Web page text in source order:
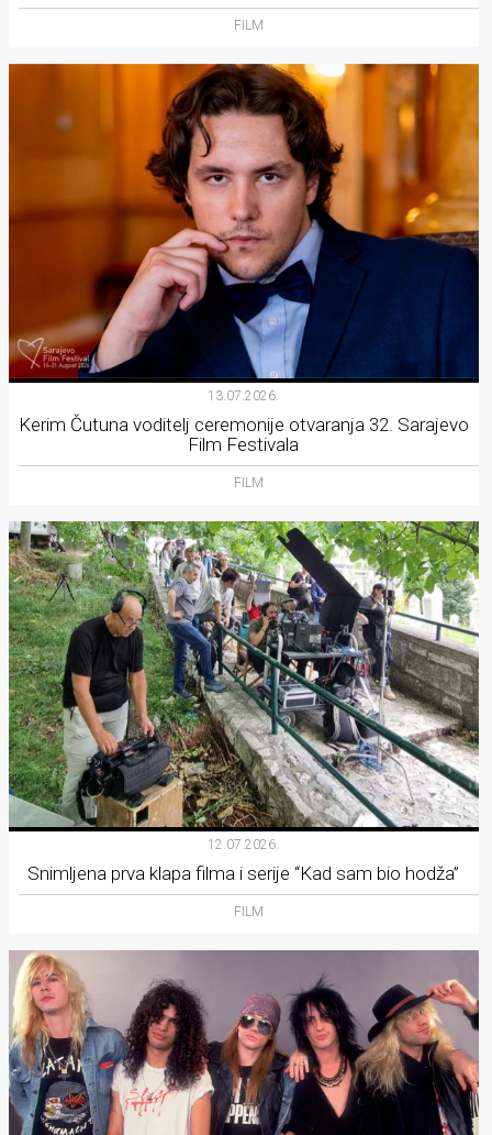
FILM
13.07.2026.
Kerim Čutuna voditelj ceremonije otvaranja 32. Sarajevo
Film Festivala
FILM
12.07.2026.
Snimljena prva klapa filma i serije “Kad sam bio hodža”
FILM